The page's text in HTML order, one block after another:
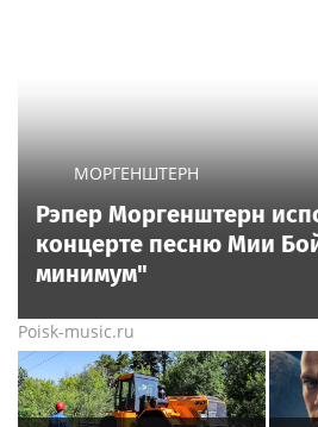
МОРГЕНШТЕРН
Рэпер Моргенштерн
концерте песню Мии
минимум"
Poisk-music.ru